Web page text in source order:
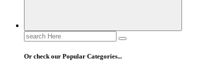
Search
for:
Or check our Popular Categories...